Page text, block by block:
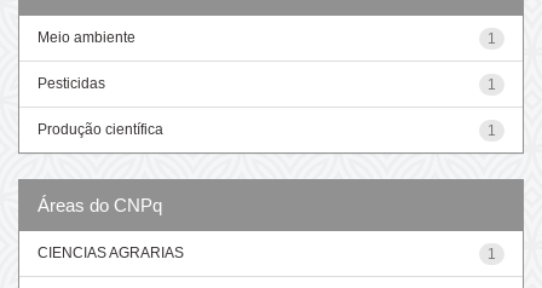
1
Meio ambiente
1
Pesticidas
1
Produção científica
Áreas do CNPq
1
CIENCIAS AGRARIAS